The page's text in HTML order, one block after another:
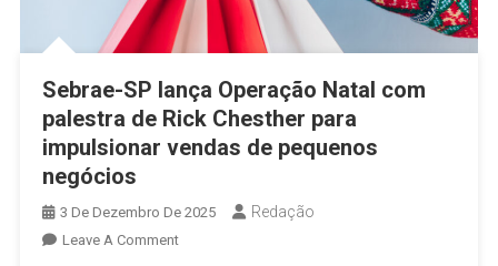
Sebrae-SP lança Operação Natal com
palestra de Rick Chesther para
impulsionar vendas de pequenos
negócios
3 De Dezembro De 2025 Redação
Leave A CommentOn